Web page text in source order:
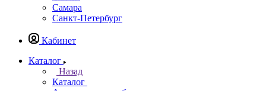
Назад
Города
Казань